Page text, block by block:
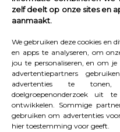
zelf deelt op onze sites en
aanmaakt.
We gebruiken deze cookies en
en apps te analyseren, om
jou te personaliseren, en om
advertentiepartners
advertenties te tonen,
doelgroepenonderzoek uit
ontwikkelen. Sommige
gebruiken om advertenties
hier toestemming voor geeft.
dichtbij huis tot ver over
activiteitenprogramma,
leeftijden én hun ouders.
meedoet en wat je aan
voor oudere kinderen en
een beproefd concept.
maar vind je het stiekem